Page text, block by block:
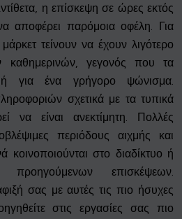
η επίσκεψη σε ώρες εκτός
αποφέρει παρόμοια οφέλη. Για
τείνουν να έχουν λιγότερο
γεγονός που τα
για ένα γρήγορο ψώνισμα.
σχετικά με τα τυπικά
να είναι ανεκτίμητη. Πολλές
περιόδους αιχμής και
κοινοποιούνται στο διαδίκτυο ή
προηγούμενων επισκέψεων.
σας με αυτές τις πιο ήσυχες
στις εργασίες σας πιο